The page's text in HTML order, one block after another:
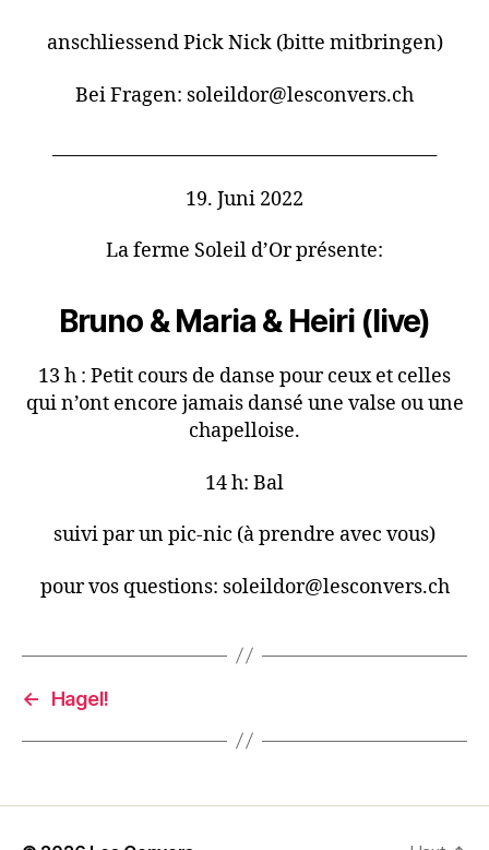
anschliessend Pick Nick (bitte mitbringen)
Bei Fragen: soleildor@lesconvers.ch
19. Juni 2022
La ferme Soleil d’Or présente:
Bruno & Maria & Heiri (live)
13 h : Petit cours de danse pour ceux et celles
qui n’ont encore jamais dansé une valse ou une
chapelloise.
14 h: Bal
suivi par un pic-nic (à prendre avec vous)
pour vos questions: soleildor@lesconvers.ch
← Hagel!